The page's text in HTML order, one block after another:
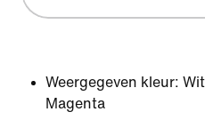
Weergegeven kleur:
Magenta